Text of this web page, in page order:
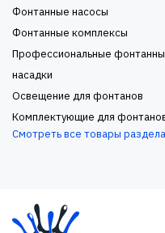
Фонтанные насосы
Фонтанные комплексы
Профессиональные
насадки
Освещение для фонтанов
Комплектующие для
Смотреть все товары раздела